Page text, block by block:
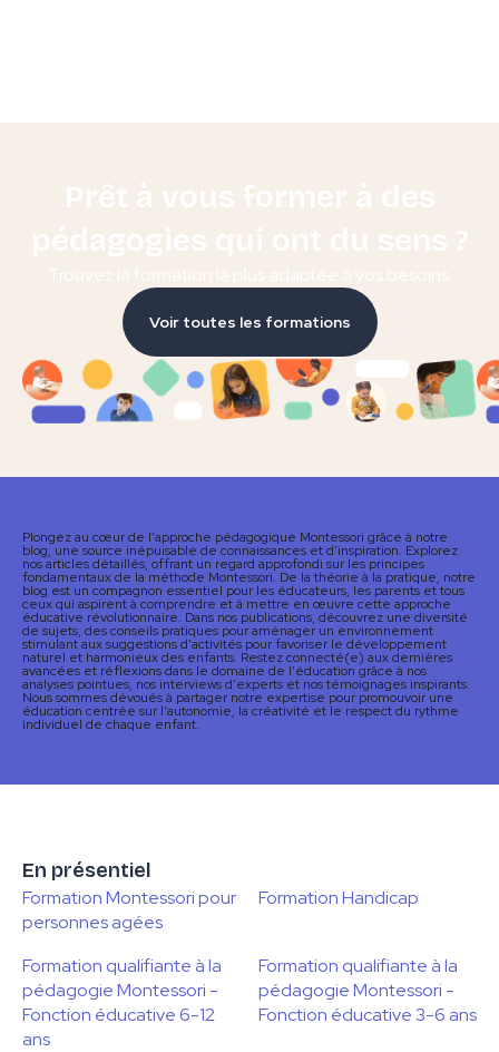
Voir toutes les formations
Plongez au cœur de l'approche pédagogique Montessori grâce à notre
blog, une source inépuisable de connaissances et d'inspiration. Explorez
nos articles détaillés, offrant un regard approfondi sur les principes
fondamentaux de la méthode Montessori. De la théorie à la pratique, notre
blog est un compagnon essentiel pour les éducateurs, les parents et tous
ceux qui aspirent à comprendre et à mettre en œuvre cette approche
éducative révolutionnaire. Dans nos publications, découvrez une diversité
de sujets, des conseils pratiques pour aménager un environnement
stimulant aux suggestions d'activités pour favoriser le développement
naturel et harmonieux des enfants. Restez connecté(e) aux dernières
avancées et réflexions dans le domaine de l'éducation grâce à nos
analyses pointues, nos interviews d'experts et nos témoignages inspirants.
Nous sommes dévoués à partager notre expertise pour promouvoir une
éducation centrée sur l'autonomie, la créativité et le respect du rythme
individuel de chaque enfant.
En présentiel
Formation Montessori pour
personnes agées
Formation Handicap
Formation qualifiante à la
pédagogie Montessori -
Fonction éducative 6-12
ans
Formation qualifiante à la
pédagogie Montessori -
Fonction éducative 3-6 ans